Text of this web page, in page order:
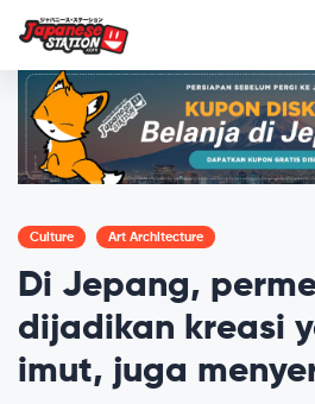
Culture Art Architecture
Di Jepang,
dijadikan kreasi
imut, juga